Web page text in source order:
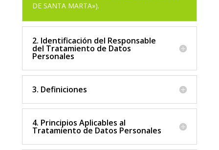
DE SANTA MARTA»).
2. Identificación del Responsable
del Tratamiento de Datos
Personales
3. Definiciones
4. Principios Aplicables al
Tratamiento de Datos Personales